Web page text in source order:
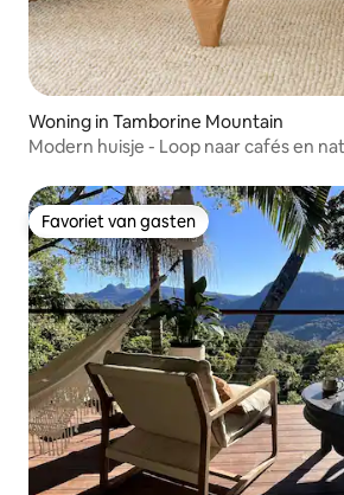
Woning in Tamborine Mountain
Modern huisje - Loop naar cafés en
Favoriet van gasten
Favoriet van gasten